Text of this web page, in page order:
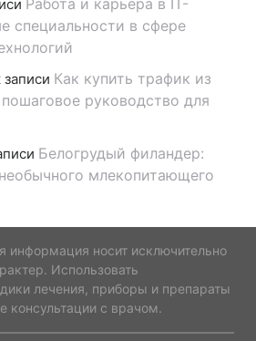
Работа и карьера в IT-
специальности в сфере
записи Как купить трафик из
руководство для
Белогрудый филандер:
млекопитающего
информация носит исключительно
Использовать
лечения, приборы и препараты
консультации с врачом.